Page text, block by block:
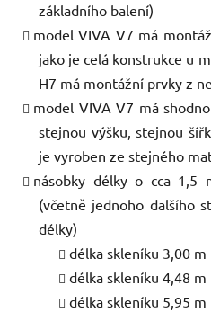
základního balení)
model VIVA V7 má
jako je celá konstrukce u
H7 má montážní prvky z
model VIVA V7 má
stejnou výšku, stejnou
je vyroben ze stejného
násobky délky o cca 1,5
(včetně jednoho dalšího
délky)
délka skleníku 3,00
délka skleníku 4,48
délka skleníku 5,95